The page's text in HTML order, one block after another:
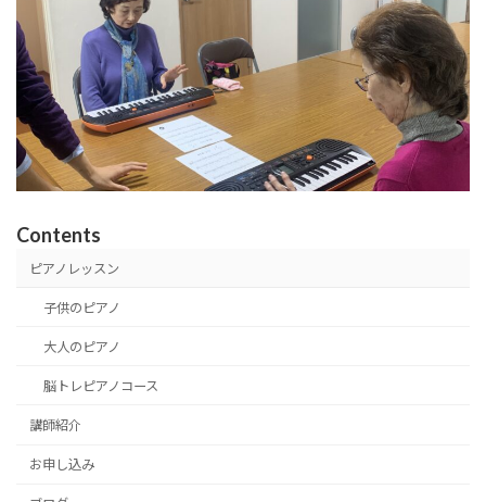
Contents
ピアノレッスン
子供のピアノ
大人のピアノ
脳トレピアノコース
講師紹介
お申し込み